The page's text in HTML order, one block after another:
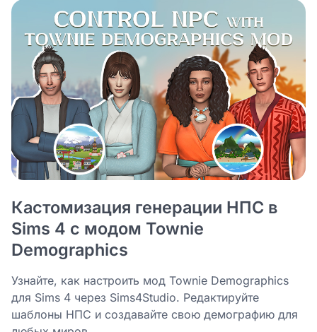
Кастомизация генерации НПС в
Sims 4 с модом Townie
Demographics
Узнайте, как настроить мод Townie Demographics
для Sims 4 через Sims4Studio. Редактируйте
шаблоны НПС и создавайте свою демографию для